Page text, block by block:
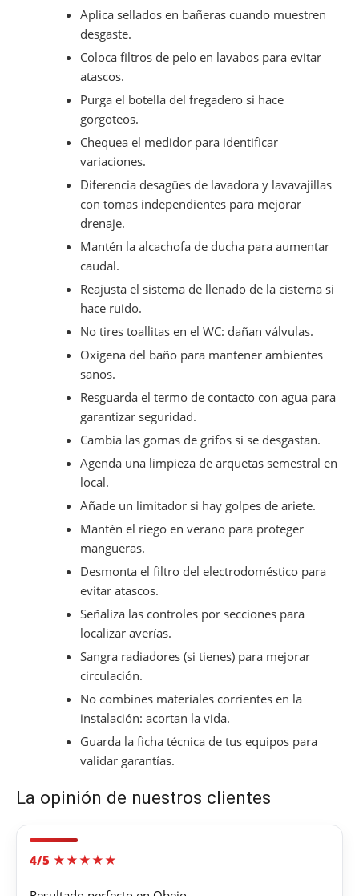
Aplica sellados en bañeras cuando muestren
desgaste.
Coloca filtros de pelo en lavabos para evitar
atascos.
Purga el botella del fregadero si hace
gorgoteos.
Chequea el medidor para identificar
variaciones.
Diferencia desagües de lavadora y lavavajillas
con tomas independientes para mejorar
drenaje.
Mantén la alcachofa de ducha para aumentar
caudal.
Reajusta el sistema de llenado de la cisterna si
hace ruido.
No tires toallitas en el WC: dañan válvulas.
Oxigena del baño para mantener ambientes
sanos.
Resguarda el termo de contacto con agua para
garantizar seguridad.
Cambia las gomas de grifos si se desgastan.
Agenda una limpieza de arquetas semestral en
local.
Añade un limitador si hay golpes de ariete.
Mantén el riego en verano para proteger
mangueras.
Desmonta el filtro del electrodoméstico para
evitar atascos.
Señaliza las controles por secciones para
localizar averías.
Sangra radiadores (si tienes) para mejorar
circulación.
No combines materiales corrientes en la
instalación: acortan la vida.
Guarda la ficha técnica de tus equipos para
validar garantías.
La opinión de nuestros clientes
4/5 ★★★★★